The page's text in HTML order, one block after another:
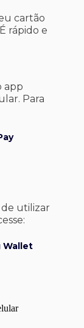
cartão
rápido e
app
Para
utilizar
Wallet